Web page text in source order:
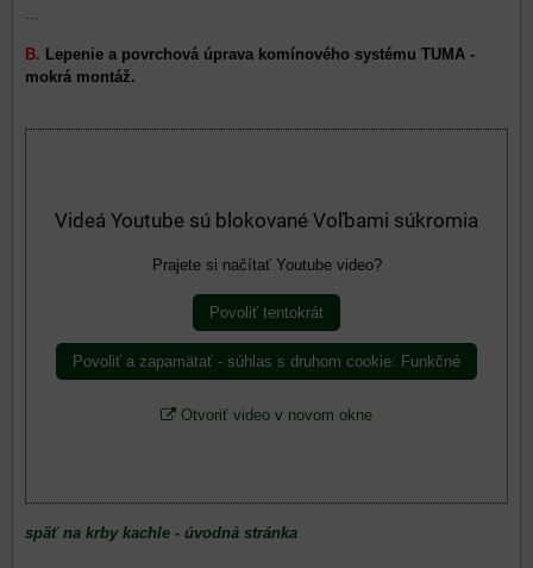
...
B. Lepenie a povrchová úprava komínového systému TUMA -
mokrá montáž.
Videá Youtube sú blokované Voľbami súkromia
Prajete si načítať Youtube video?
Povoliť tentokrát
Povoliť a zapamätať - súhlas s druhom cookie: Funkčné
Otvoriť video v novom okne
späť na krby kachle - úvodná stránka